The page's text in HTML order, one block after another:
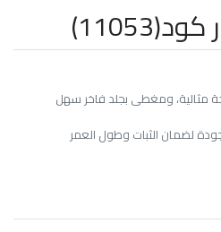
مثالية، ومغطى بجلد فاخر سهل
لضمان الثبات وطول العمر